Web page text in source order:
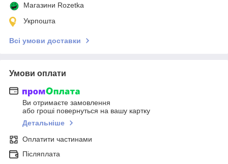
Магазини Rozetka
Укрпошта
Всі умови доставки
Умови оплати
Ви отримаєте замовлення
або гроші повернуться на вашу картку
Детальніше
Оплатити частинами
Післяплата